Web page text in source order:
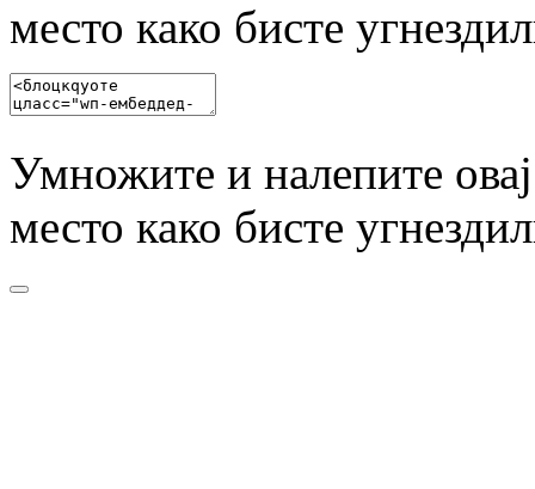
место како бисте
Умножите и налепите
место како бисте